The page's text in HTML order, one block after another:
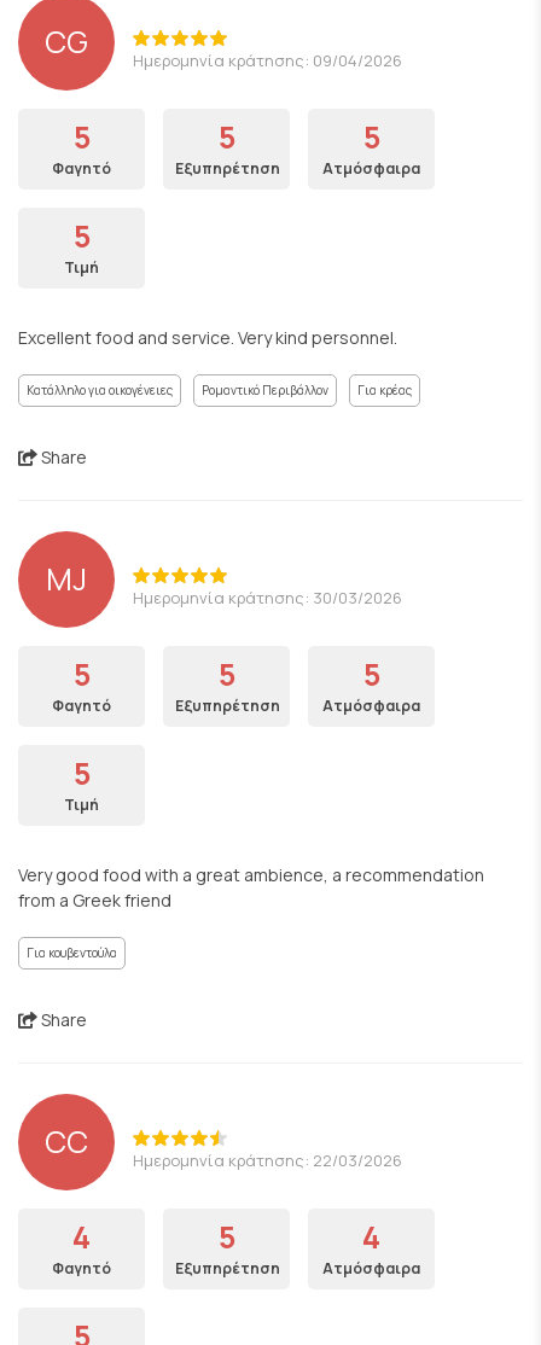
CG Ημερομηνία κράτησης: 09/04/2026
5
Φαγητό
5
Εξυπηρέτηση
5
Ατμόσφαιρα
5
Τιμή
Excellent food and service. Very kind personnel.
Κατάλληλο για οικογένειες Ρομαντικό Περιβάλλον Για κρέας
Share
MJ Ημερομηνία κράτησης: 30/03/2026
5
Φαγητό
5
Εξυπηρέτηση
5
Ατμόσφαιρα
5
Τιμή
Very good food with a great ambience, a recommendation
from a Greek friend
Για κουβεντούλα
Share
CC Ημερομηνία κράτησης: 22/03/2026
4
Φαγητό
5
Εξυπηρέτηση
4
Ατμόσφαιρα
5